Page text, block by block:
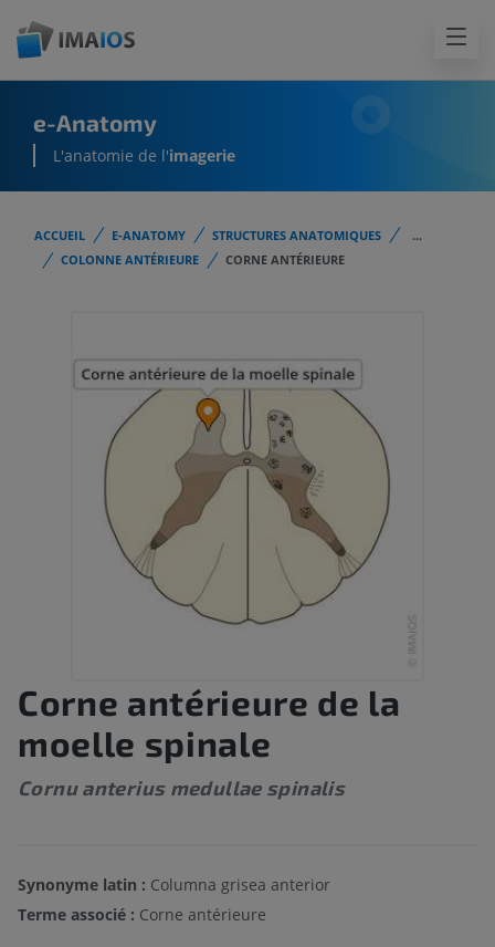
e-Anatomy
L'anatomie de l'imagerie
ACCUEIL E-ANATOMY STRUCTURES ANATOMIQUES
...
COLONNE ANTÉRIEURE
CORNE ANTÉRIEURE
Corne antérieure de la
moelle spinale
Cornu anterius medullae spinalis
Synonyme latin : Columna grisea anterior
Terme associé : Corne antérieure